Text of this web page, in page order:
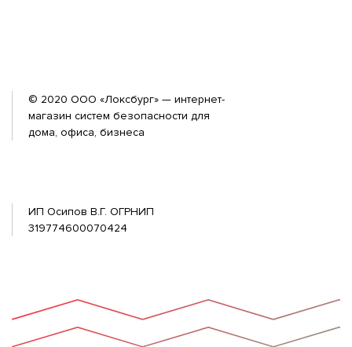
© 2020 ООО «Локсбург» — интернет-
магазин систем безопасности для
дома, офиса, бизнеса
ИП Осипов В.Г. ОГРНИП
319774600070424